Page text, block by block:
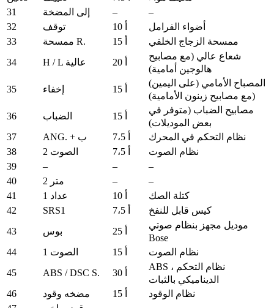
31
إلى المضخة –
–
32
توقف
أضواء الفرامل
33
ممسحة R.
ممسحة الزجاج الخلفي
34
H / L عالية
شعاع عالي (مع مصابيح
هالوجين أمامية)
35
إخفاء
المصباح الأمامي (على اليمين)
(مع مصابيح زينون الأمامية)
36
الضباب
مصابيح الضباب (متوفر في
بعض الموديلات)
37
ANG. + ب
نظام التحكم في المحرك
38
الصوت 2
نظام الصوت
39
– –
–
40
متر 2 –
–
41
عداد 1
كتلة الصك
42
SRS1
كيس قابل للنفخ
43
بوس
موديل مجهز بنظام صوتي
Bose
44
الصوت 1
نظام الصوت
45
ABS / DSC S.
ABS ، نظام التحكم
الديناميكي بالثبات
46
مضخه وقود
نظام الوقود